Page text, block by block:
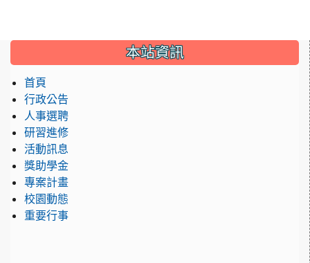
本站資訊
首頁
行政公告
人事選聘
研習進修
活動訊息
獎助學金
專案計畫
校園動態
重要行事